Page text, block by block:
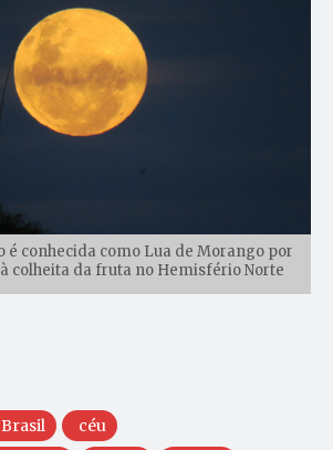
é conhecida como Lua de Morango por
colheita da fruta no Hemisfério Norte
Brasil
céu